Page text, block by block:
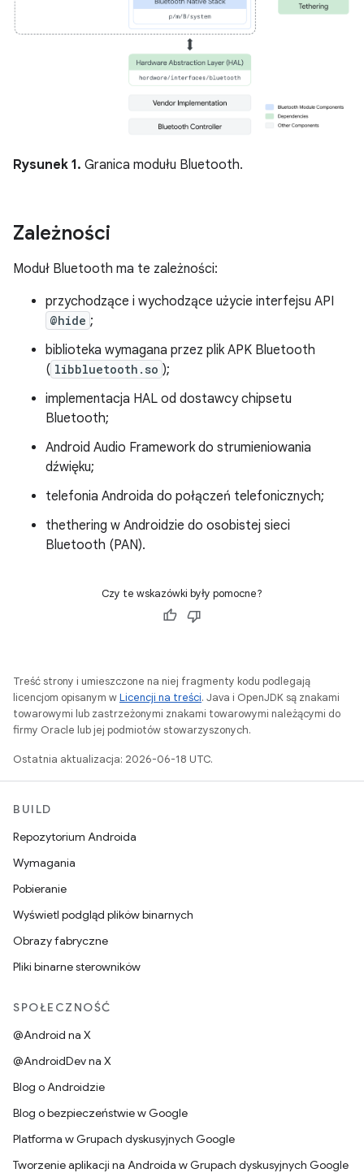
Rysunek 1. Granica modułu Bluetooth.
Zależności
Moduł Bluetooth ma te zależności:
przychodzące i wychodzące użycie interfejsu API
@hide ;
biblioteka wymagana przez plik APK Bluetooth
( libbluetooth.so );
implementacja HAL od dostawcy chipsetu
Bluetooth;
Android Audio Framework do strumieniowania
dźwięku;
telefonia Androida do połączeń telefonicznych;
thethering w Androidzie do osobistej sieci
Bluetooth (PAN).
Czy te wskazówki były pomocne?
Treść strony i umieszczone na niej fragmenty kodu podlegają
licencjom opisanym wLicencji na treści. Java i OpenJDK są znakami
towarowymi lub zastrzeżonymi znakami towarowymi należącymi do
firmy Oracle lub jej podmiotów stowarzyszonych.
Ostatnia aktualizacja: 2026-06-18 UTC.
BUILD
Repozytorium Androida
Wymagania
Pobieranie
Wyświetl podgląd plików binarnych
Obrazy fabryczne
Pliki binarne sterowników
SPOŁECZNOŚĆ
@Android na X
@AndroidDev na X
Blog o Androidzie
Blog o bezpieczeństwie w Google
Platforma w Grupach dyskusyjnych Google
Tworzenie aplikacji na Androida w Grupach dyskusyjnych Google